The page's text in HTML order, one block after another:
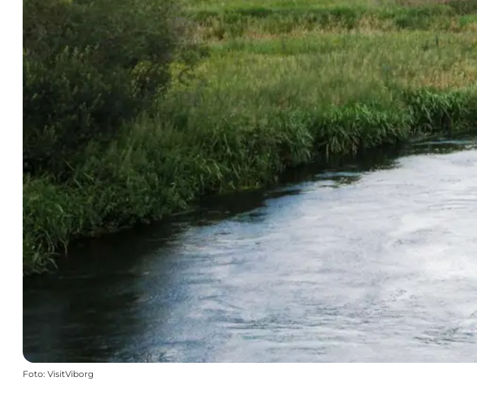
Foto: VisitViborg